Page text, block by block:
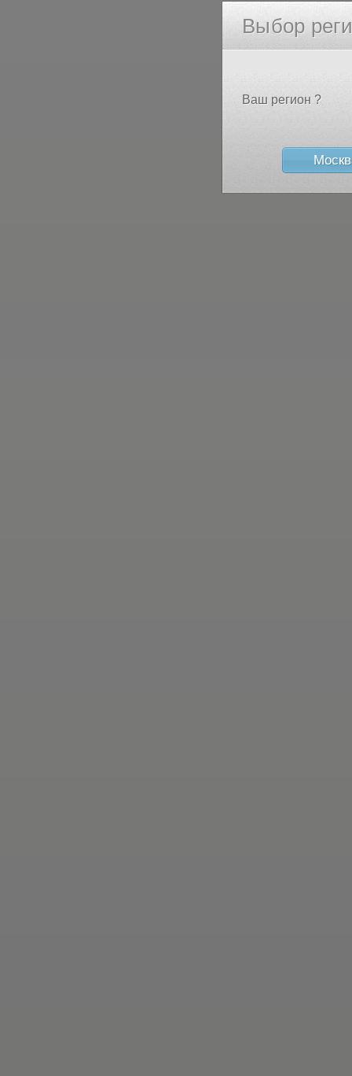
Выбор
Ваш регион ?